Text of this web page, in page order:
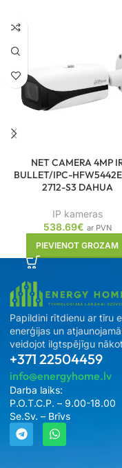
NET CAMERA 4MP
BULLET/IPC-
2712-S3 DAHUA
IP kameras
538.69€ ar PVN
PIEVIENOT GROZAM
Papildini rītdienu ar tīru
enerģijas un
veidojot ilgtspējīgu
+371 22504459
info@energyhome.lv
Darba laiks:
P.O.T.C.P. – 9.00-18.00
Se.Sv. – Brīvs